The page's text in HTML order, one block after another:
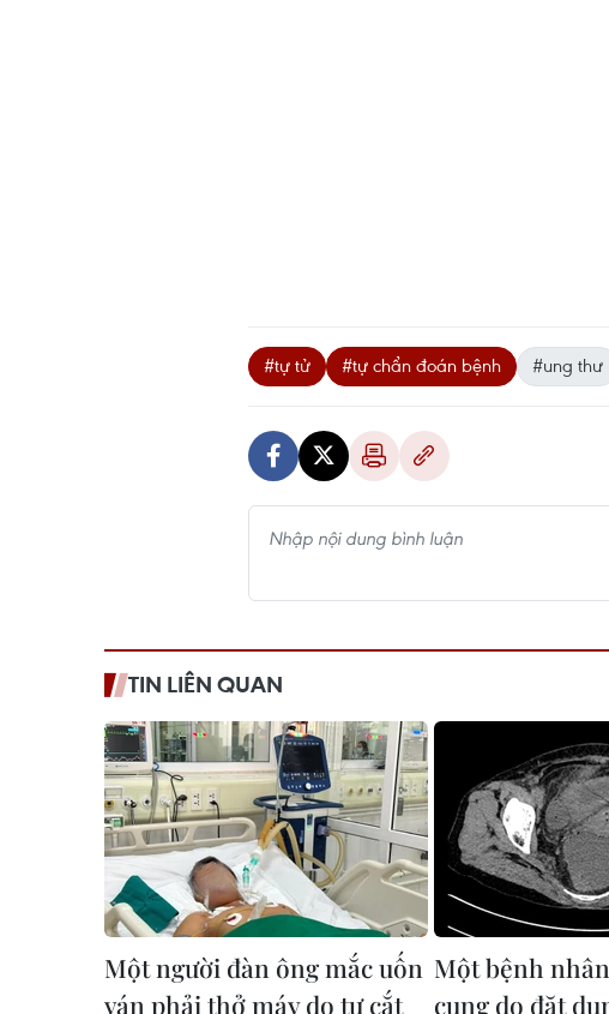
#tự tử #tự chẩn đoán bệnh #ung thư
TIN LIÊN QUAN
Một người đàn ông mắc uốn
ván phải thở máy do tự cắt
Một bệnh
cung do đặt